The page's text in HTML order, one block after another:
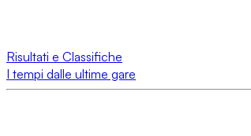
Risultati e Classifiche
I tempi dalle ultime gare